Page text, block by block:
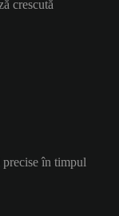
crescută
în timpul